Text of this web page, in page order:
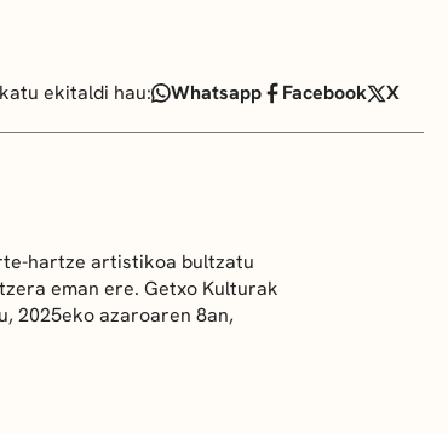
ekitaldi hau: Whatsapp Facebook X
hartze artistikoa bultzatu
eman ere. Getxo Kulturak
2025eko azaroaren 8an,